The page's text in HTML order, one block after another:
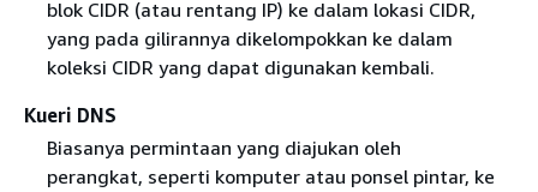
blok CIDR (atau rentang IP) ke dalam lokasi CIDR,
yang pada gilirannya dikelompokkan ke dalam
koleksi CIDR yang dapat digunakan kembali.
Kueri DNS
Biasanya permintaan yang diajukan oleh
perangkat, seperti komputer atau ponsel pintar, ke